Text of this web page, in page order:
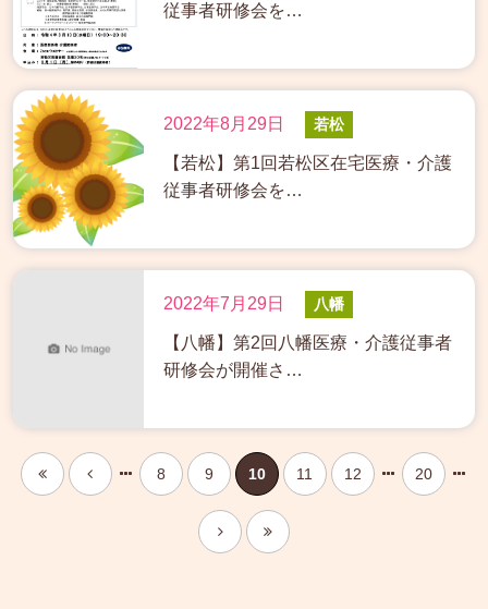
従事者研修会を…
2022年8月29日 若松
【若松】第1回若松区在宅医療・介護
従事者研修会を…
2022年7月29日 八幡
【八幡】第2回八幡医療・介護従事者
研修会が開催さ…
8 9 10 11 12 20